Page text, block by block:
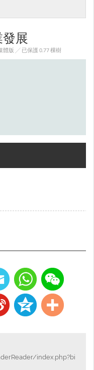
展
體版 ╱ 已保護 0.77 棵樹
index.php?bi